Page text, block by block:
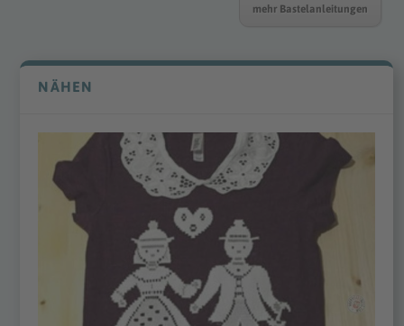
mehr Bastelanleitungen
NÄHEN